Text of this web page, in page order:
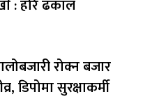
: हरि ढकाल
रोक्न बजार
डिपोमा सुरक्षाकर्मी